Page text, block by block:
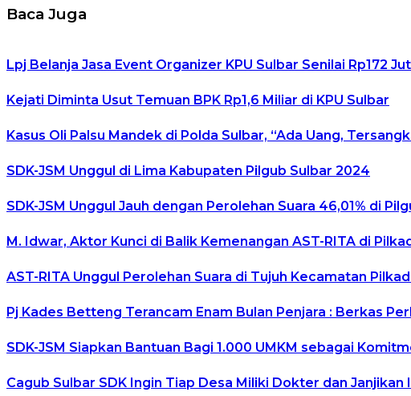
Baca Juga
Lpj Belanja Jasa Event Organizer KPU Sulbar Senilai Rp172
Kejati Diminta Usut Temuan BPK Rp1,6 Miliar di KPU Sulbar
Kasus Oli Palsu Mandek di Polda Sulbar, “Ada Uang,
SDK-JSM Unggul di Lima Kabupaten Pilgub Sulbar 2024
SDK-JSM Unggul Jauh dengan Perolehan Suara 46,01% di
M. Idwar, Aktor Kunci di Balik Kemenangan AST-RITA di
AST-RITA Unggul Perolehan Suara di Tujuh Kecamatan
Pj Kades Betteng Terancam Enam Bulan Penjara : Berkas
SDK-JSM Siapkan Bantuan Bagi 1.000 UMKM sebagai
Cagub Sulbar SDK Ingin Tiap Desa Miliki Dokter dan